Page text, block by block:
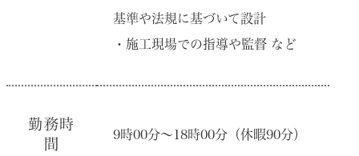
基準や法規に基づいて設計
・施⼯現場での指導や監督 など
勤務時
間
9時00分〜18時00分（休暇90分）